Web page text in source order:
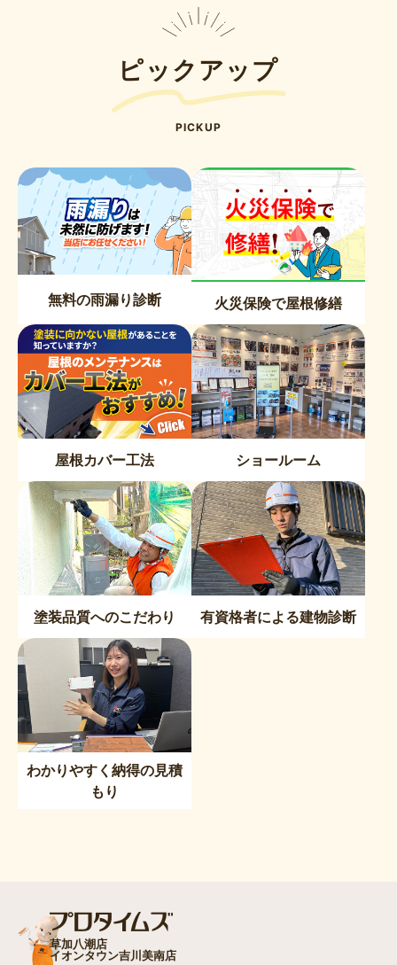
ピックアップ
PICKUP
無料の雨漏り診断 火災保険で屋根修繕
屋根カバー工法 ショールーム
塗装品質へのこだわり 有資格者による建物診断
わかりやすく納得の見積
もり
草加八潮店
イオンタウン吉川美南店